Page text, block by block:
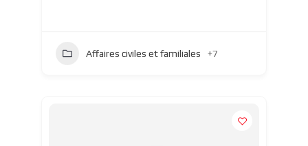
Affaires civiles et familiales +7